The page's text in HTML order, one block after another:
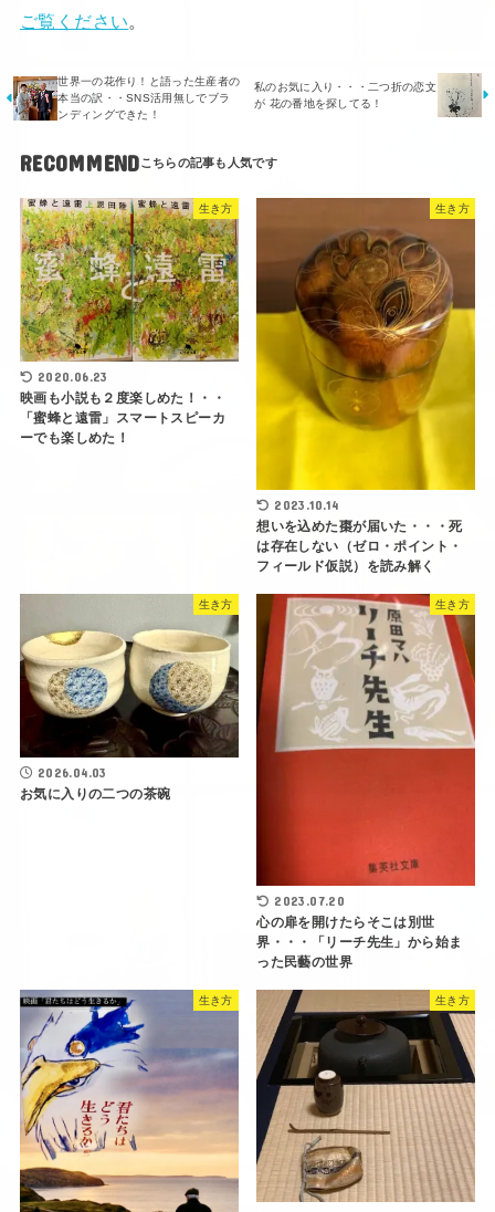
ご覧ください。
世界一の花作り！と語った生産者の
本当の訳・・SNS活用無しでブラ
ンディングできた！
私のお気に入り・・・二つ折の恋文
が 花の番地を探してる！
RECOMMEND
生き方
2020.06.23
映画も小説も２度楽しめた！・・
「蜜蜂と遠雷」スマートスピーカ
ーでも楽しめた！
生き方
2023.10.14
想いを込めた棗が届いた・・・死
は存在しない（ゼロ・ポイント・
フィールド仮説）を読み解く
生き方
2026.04.03
お気に入りの二つの茶碗
生き方
2023.07.20
心の扉を開けたらそこは別世
界・・・「リーチ先生」から始ま
った民藝の世界
生き方 生き方